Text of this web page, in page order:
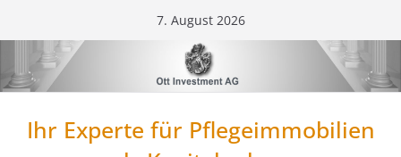
Inhalt
springen
7. August 2026
Ihr Experte für Pflegeimmobilien